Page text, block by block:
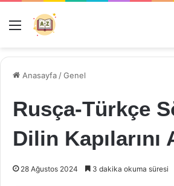
Menü
Anasayfa /Genel
Rusça-Türkçe
Dilin Kapılarını
28 Ağustos 2024 3 dakika okuma süresi